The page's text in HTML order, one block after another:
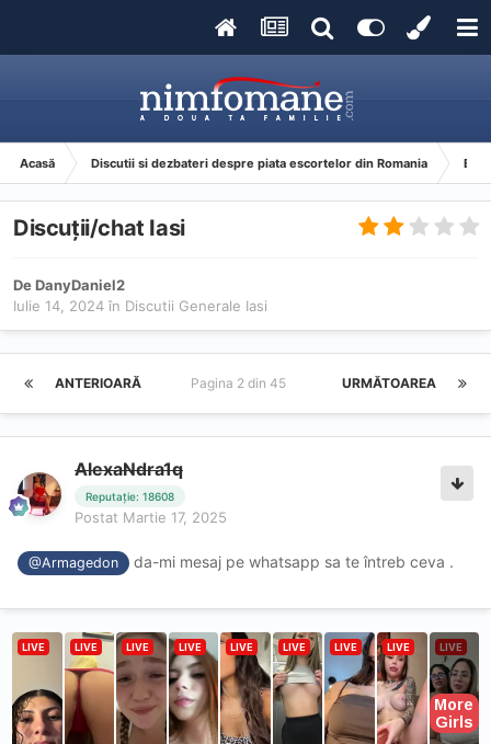
Acasă Discutii si dezbateri despre piata escortelor din Romania
Discuții/chat Iasi
DeDanyDaniel2
Iulie 14, 2024 în Discutii Generale Iasi
ANTERIOARĂ URMĂTOAREA
Pagina 2 din 45
AlexaNdra1q
Reputație: 18608
Postat Martie 17, 2025
@Armagedon da-mi mesaj pe whatsapp sa te întreb ceva .